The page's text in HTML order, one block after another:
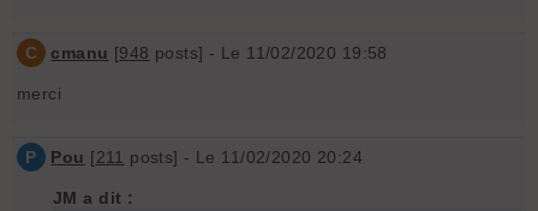
C cmanu [948 posts] - Le 11/02/2020 19:58
merci
P Pou [211 posts] - Le 11/02/2020 20:24
JM a dit :